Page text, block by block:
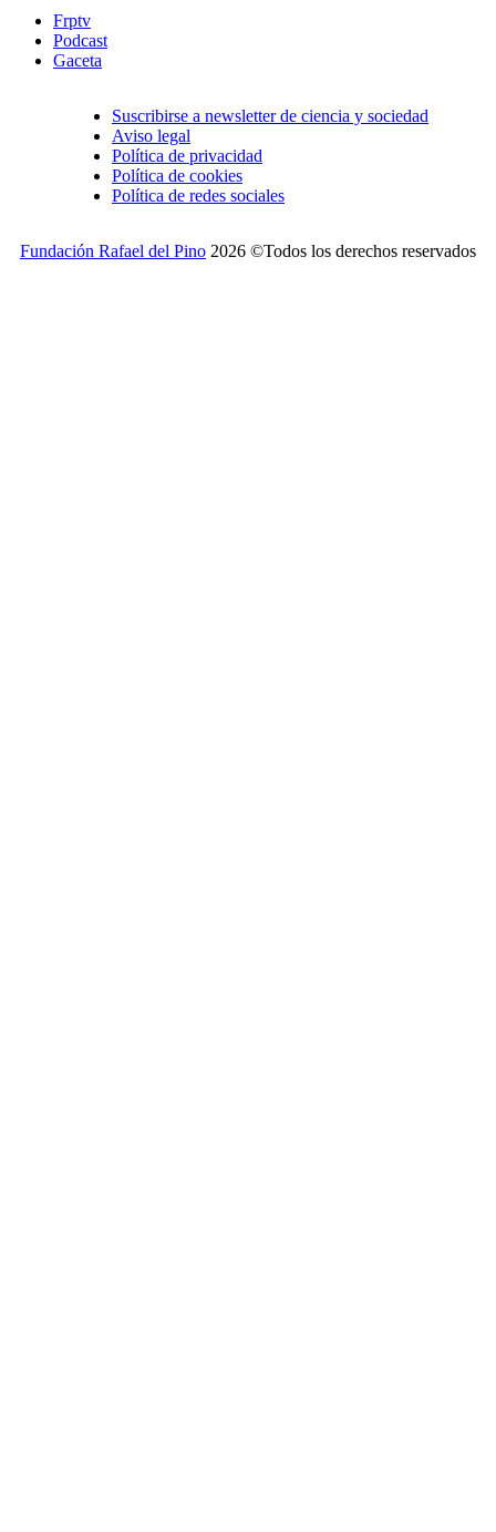
Frptv
Podcast
Gaceta
Suscribirse a newsletter de ciencia y sociedad
Aviso legal
Política de privacidad
Política de cookies
Política de redes sociales
Fundación Rafael del Pino 2026 ©Todos los derechos reservados